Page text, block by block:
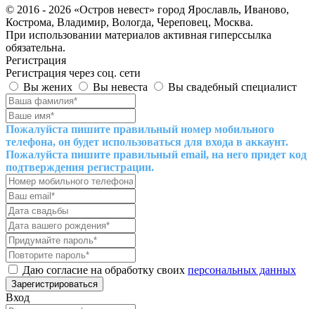
© 2016 - 2026 «Остров невест» город Ярославль, Иваново,
Кострома, Владимир, Вологда, Череповец, Москва.
При использовании материалов активная гиперссылка
обязательна.
Регистрация
Регистрация через соц. сети
Вы жених
Вы невеста Вы свадебный специалист
Пожалуйста пишите правильный номер мобильного
телефона, он будет использоваться для входа в аккаунт.
Пожалуйста пишите правильный email, на него придет код
подтверждения регистрации.
Даю согласие на обработку своих персональных данных
Вход